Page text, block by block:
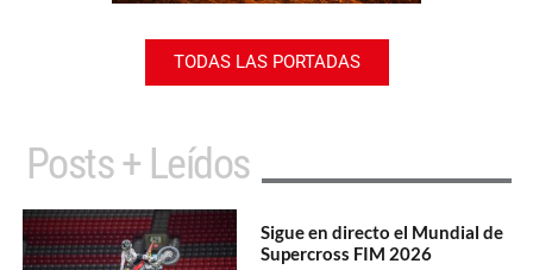
TODAS LAS PORTADAS
Posts + Leídos
Sigue en directo el Mundial de
Supercross FIM 2026